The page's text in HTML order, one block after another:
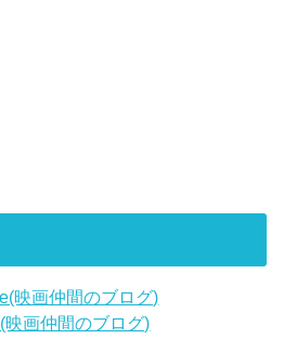
映画仲間のブログ)
画仲間のブログ)